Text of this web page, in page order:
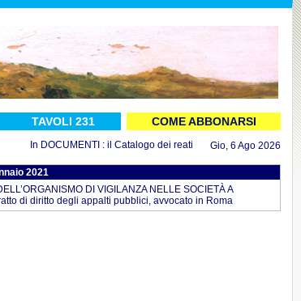
TAVOLI 231 COME ABBONARSI
In DOCUMENTI : il Catalogo dei reati aggiornato al 16 luglio 2026
Gio, 6 Ago 2026
2021
DI VIGILANZA NELLE SOCIETÀ A
di diritto degli appalti pubblici, avvocato in Roma